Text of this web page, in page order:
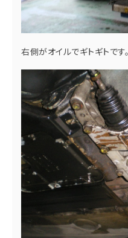
右側がオイルでギトギトです